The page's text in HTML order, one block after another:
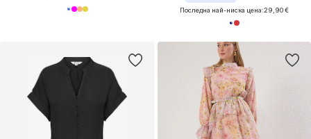
Последна най-ниска цена:29,90 €